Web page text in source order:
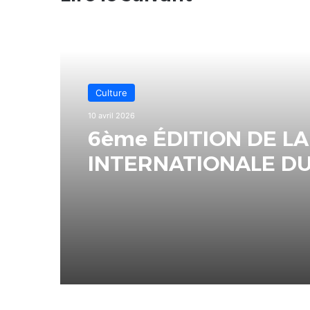
Culture
10 avril 2026
6ème ÉDITION DE
INTERNATIONALE